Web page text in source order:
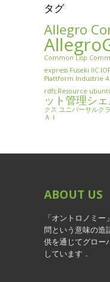
タグ
Allegro
Common Lisp
express Fuseki IIC
Plattform Industrie
rdfs:Resource
ット管理シ
クス ユニバーサルク
ＡＩ
ABOUT US
「オントロノミ
問という意味の造
供を通じてグロー
しています．